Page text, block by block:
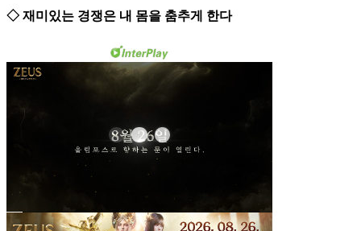
◇ 재미있는 경쟁은 내 몸을 춤추게 한다